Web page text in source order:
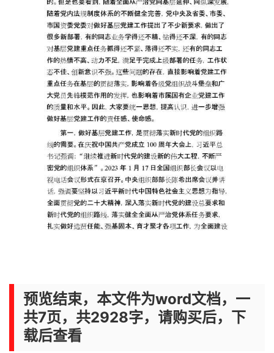
预览结束，本文件为word文档，一
共7页，共2928字，请购买后，下
载后查看